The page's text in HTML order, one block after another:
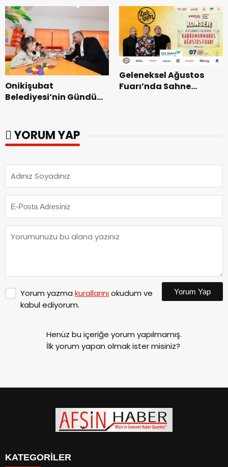
Onikişubat
Belediyesi’nin Gündüz
başladı.
Geleneksel Ağustos
Fuarı’nda Sahne
YORUM YAP
Yorum yazma kurallarınıokudum ve
kabul ediyorum.
Yorum Yap
Henüz bu içeriğe yorum yapılmamış.
İlk yorum yapan olmak ister misiniz?
KATEGORİLER